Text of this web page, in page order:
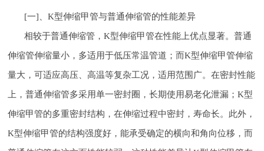
[一]、K型伸缩甲管与普通伸缩管的性能差异
相较于普通伸缩管，K型伸缩甲管在性能上优点显著。普通
伸缩管伸缩量小，多适用于低压常温管道；而K型伸缩甲管伸缩
量大，可适应高压、高温等复杂工况，适用范围广。在密封性能
上，普通伸缩管多采用单一密封圈，长期使用易老化泄漏；K型
伸缩甲管的多重密封结构，在伸缩过程中密封，寿命长。此外，
K型伸缩甲管的结构强度好，能承受确定的横向和角向位移，而